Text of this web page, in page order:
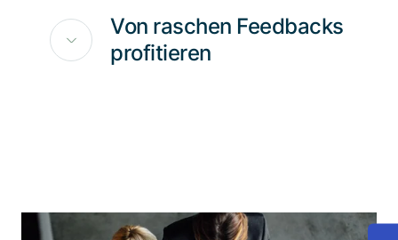
Von raschen Feedbacks
profitieren